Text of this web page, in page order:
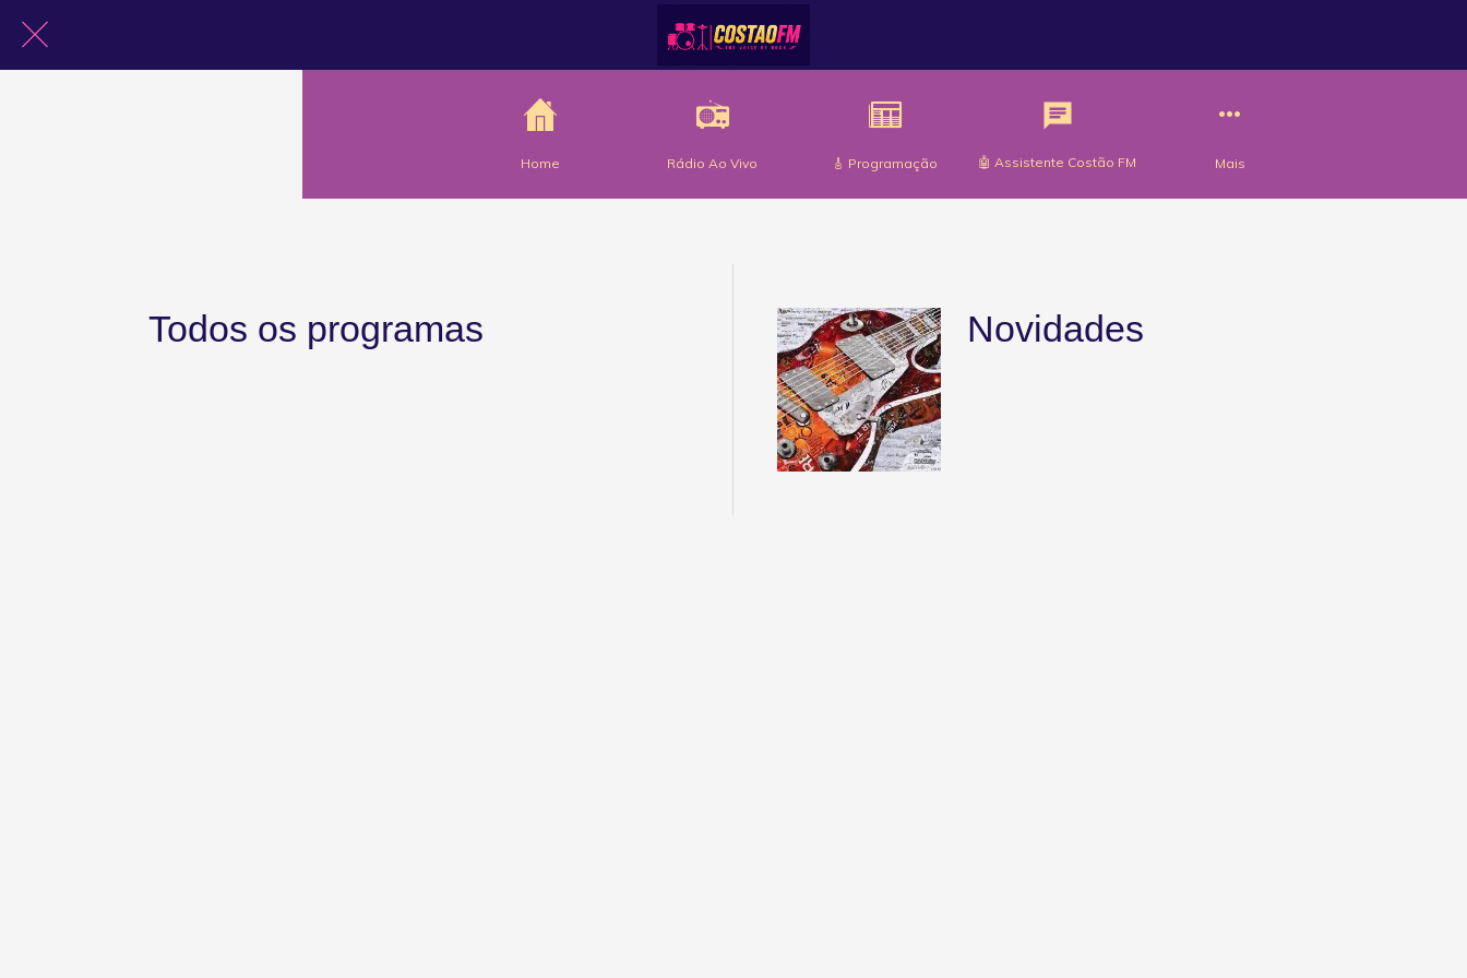
Home Rádio Ao Vivo 🎸 Programação 🤖 Assistente Costão FM Mais
Todos os programas Novidades